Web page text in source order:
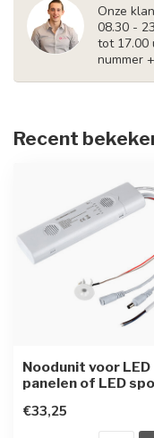
Onze
08.30 -
tot 17.00
nummer
Recent
Noodunit voor LED
panelen of LED
€33,25